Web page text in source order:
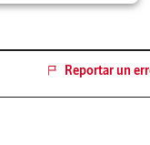
Reportar un